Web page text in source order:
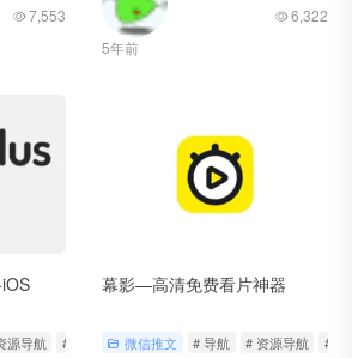
7,553
5年前
6,322
源导航 # 轻工具
幕影—高清免费看片神器
微信推文 # 导航 # 资源导航 # 轻